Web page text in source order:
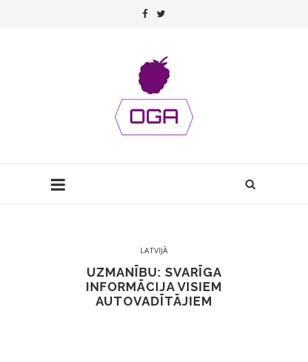
LATVIJĀ
UZMANĪBU: SVARĪGA
INFORMĀCIJA VISIEM
AUTOVADĪTĀJIEM